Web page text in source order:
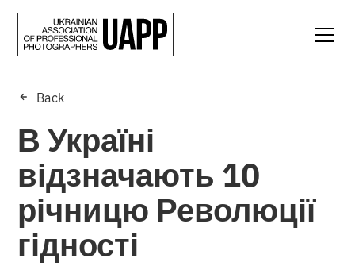
Back
В Україні
відзначають 10
річницю Революції
гідності